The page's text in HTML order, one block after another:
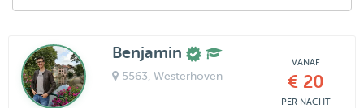
Benjamin
5563 , Westerhoven
VANAF
€ 20
PER NACHT